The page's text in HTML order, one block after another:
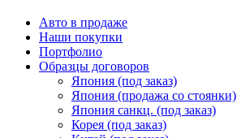
Авто в продаже
Наши покупки
Портфолио
Образцы договоров
Япония (под заказ)
Япония (продажа со стоянки)
Япония санкц. (под заказ)
Корея (под заказ)